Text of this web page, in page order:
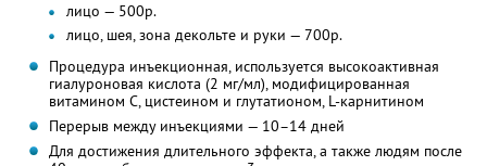
лицо — 500р.
лицо, шея, зона декольте и руки — 700р.
Процедура инъекционная, используется высокоактивная
гиалуроновая кислота (2 мг/мл), модифицированная
витамином С, цистеином и глутатионом, L-карнитином
Перерыв между инъекциями — 10–14 дней
Для достижения длительного эффекта, а также людям после